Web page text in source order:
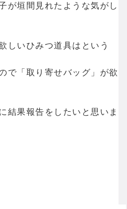
が垣間見れたような気がし
しいひみつ道具はという
で「取り寄せバッグ」が欲
結果報告をしたいと思いま